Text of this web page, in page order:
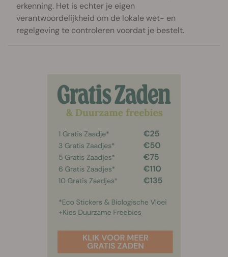
erkenning. Het is echter je eigen
verantwoordelijkheid om de lokale wet- en
regelgeving te controleren voordat je bestelt.